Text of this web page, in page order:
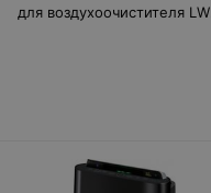
для воздухоочистителя LW